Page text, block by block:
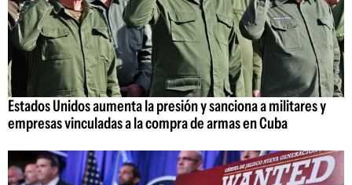
Estados Unidos aumenta la presión y sanciona a militares y
empresas vinculadas a la compra de armas en Cuba